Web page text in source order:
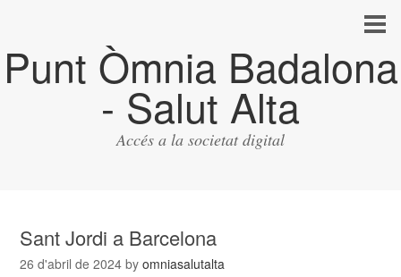
Punt Òmnia Badalona
- Salut Alta
Accés a la societat digital
Sant Jordi a Barcelona
26 d'abril de 2024 byomniasalutalta